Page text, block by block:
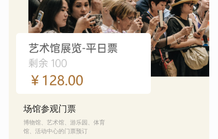
场馆参观门票
博物馆、艺术馆、游乐园、体育
馆、活动中心的门票预订